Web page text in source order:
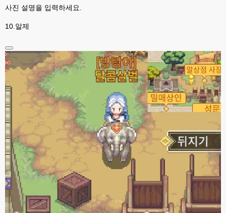
사진 설명을 입력하세요.
10.알제
어짜피 접속자도 없어서,......쿨럭
esils
esils 23:37
전 혼자라 ..
23:37
위에 접속자가 1로 한명만 보이는군요 하핫 ;;;
고게임77 23:37
esils 23:39
사이트를 이전에 폐쇠하고 다시 열면서 어디도 안알렸다보니깐 ..;
고게임77 23:40
그래도 이번에 사이트 방향 잘잡으셨네요!!! 저처럼 웹게임 좋아하는 연배..도
있어용 ㅋㅋ
esils 23:41
서버날려먹으면서 웹게임 소스들 분실도 많은데